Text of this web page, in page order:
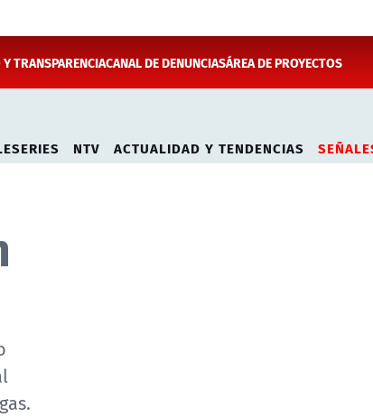
TRANSPARENCIACANAL DE DENUNCIASÁREA DE PROYECTOS
NTV ACTUALIDAD Y TENDENCIAS